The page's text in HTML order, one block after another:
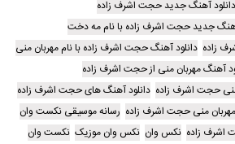
دانلود آهنگ جدید حجت اشرف زاده
جدید حجت اشرف زاده با نام مه دخت
زاده دانلود آهنگ حجت اشرف زاده با نام مهربان منی
آهنگ مهربان منی از حجت اشرف زاده
حجت اشرف زاده دانلود آهنگ های حجت اشرف زاده
منی حجت اشرف زاده رسانه موسیقی نکست وان
اشرف زاده نکس وان نکس وان موزیک نکست وان